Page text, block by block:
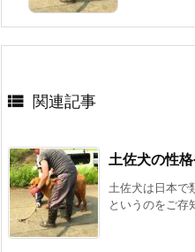
 関連記事
土佐犬の性
土佐犬は日本で
というのをご存